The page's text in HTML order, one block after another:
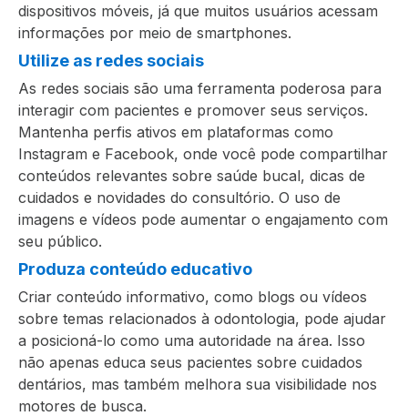
dispositivos móveis, já que muitos usuários acessam
informações por meio de smartphones.
Utilize as redes sociais
As redes sociais são uma ferramenta poderosa para
interagir com pacientes e promover seus serviços.
Mantenha perfis ativos em plataformas como
Instagram e Facebook, onde você pode compartilhar
conteúdos relevantes sobre saúde bucal, dicas de
cuidados e novidades do consultório. O uso de
imagens e vídeos pode aumentar o engajamento com
seu público.
Produza conteúdo educativo
Criar conteúdo informativo, como blogs ou vídeos
sobre temas relacionados à odontologia, pode ajudar
a posicioná-lo como uma autoridade na área. Isso
não apenas educa seus pacientes sobre cuidados
dentários, mas também melhora sua visibilidade nos
motores de busca.